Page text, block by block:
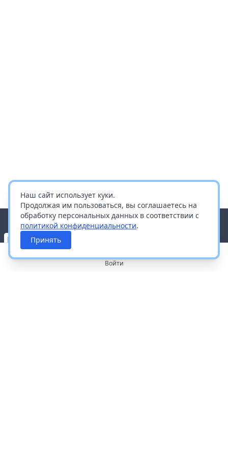
Наш сайт использует куки.
Продолжая им пользоваться, вы соглашаетесь на
обработку персональных данных в соответствии с
политикой конфиденциальности.
Принять
Войти